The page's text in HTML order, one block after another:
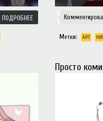
ПОДРОБНЕЕ
Метки: АРТ
Просто